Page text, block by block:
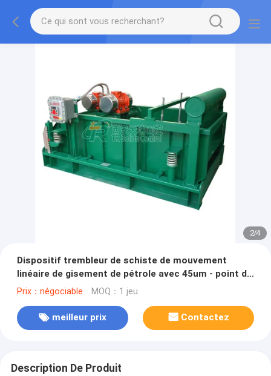
2/4
Dispositif trembleur de schiste de mouvement
linéaire de gisement de pétrole avec 45um - point de
séparation 75um
Prix：négociable MOQ：1 jeu
meilleur prix Contactez
Description De Produit